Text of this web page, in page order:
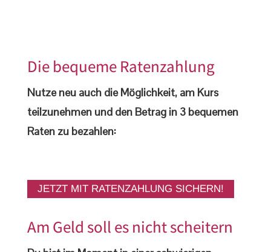
Die bequeme Ratenzahlung
Nutze neu auch die Möglichkeit, am Kurs
teilzunehmen und den Betrag in 3 bequemen
Raten zu bezahlen:
JETZT MIT RATENZAHLUNG SICHERN!
Am Geld soll es nicht scheitern